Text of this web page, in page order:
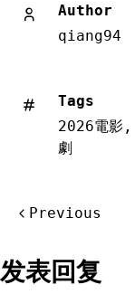
Author
qiang94
Tags
2026電影 ,
劇
航
Previous
发表回复